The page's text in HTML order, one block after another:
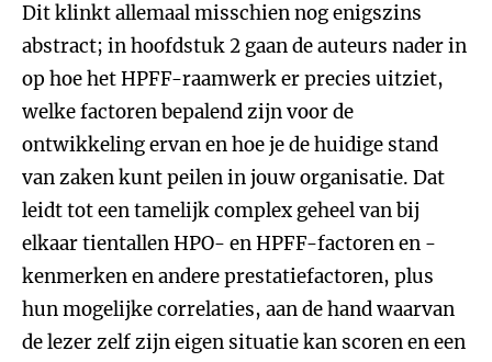
Dit klinkt allemaal misschien nog enigszins
abstract; in hoofdstuk 2 gaan de auteurs nader in
op hoe het HPFF-raamwerk er precies uitziet,
welke factoren bepalend zijn voor de
ontwikkeling ervan en hoe je de huidige stand
van zaken kunt peilen in jouw organisatie. Dat
leidt tot een tamelijk complex geheel van bij
elkaar tientallen HPO- en HPFF-factoren en -
kenmerken en andere prestatiefactoren, plus
hun mogelijke correlaties, aan de hand waarvan
de lezer zelf zijn eigen situatie kan scoren en een